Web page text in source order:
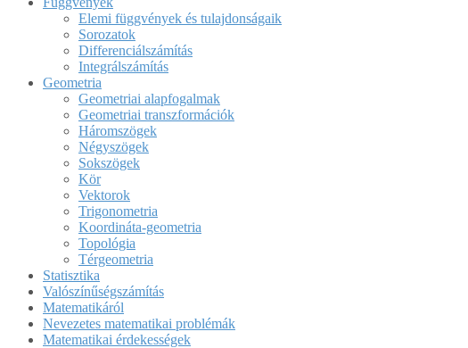
Elemi függvények és tulajdonságaik
Sorozatok
Differenciálszámítás
Integrálszámítás
Geometria
Geometriai alapfogalmak
Geometriai transzformációk
Háromszögek
Négyszögek
Sokszögek
Kör
Vektorok
Trigonometria
Koordináta-geometria
Topológia
Térgeometria
Statisztika
Valószínűségszámítás
Matematikáról
Nevezetes matematikai problémák
Matematikai érdekességek